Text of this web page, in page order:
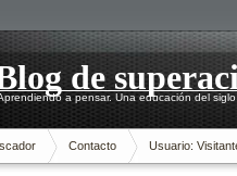
de
a pensar. Una educación del
Contacto Usuario: